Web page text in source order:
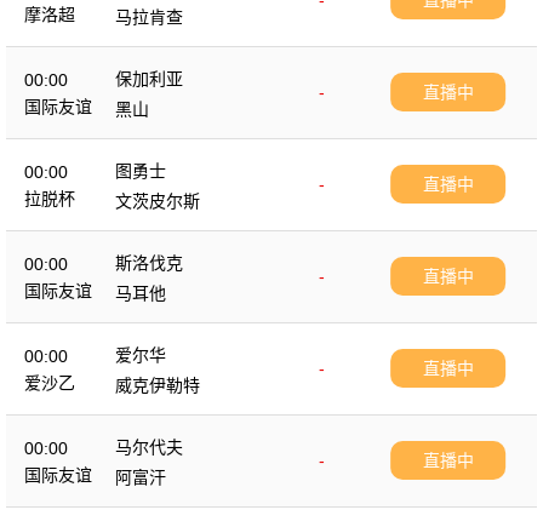
摩洛超
马拉肯查
00:00
国际友谊
保加利亚
-
黑山
直播中
00:00
拉脱杯
图勇士
-
文茨皮尔斯
直播中
00:00
国际友谊
斯洛伐克
-
马耳他
直播中
00:00
爱沙乙
爱尔华
-
威克伊勒特
直播中
00:00
国际友谊
马尔代夫
-
阿富汗
直播中